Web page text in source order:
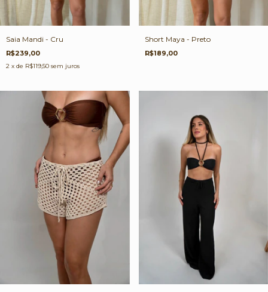
Saia Mandi - Cru
R$239,00
2 x de R$119,50 sem juros
Short Maya - Preto
R$189,00